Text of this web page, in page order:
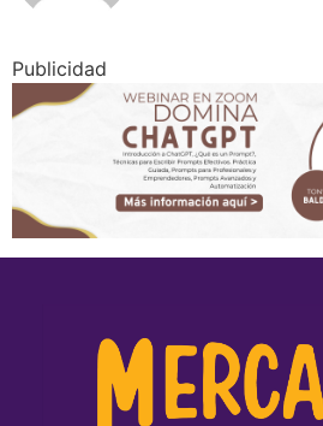
Publicidad